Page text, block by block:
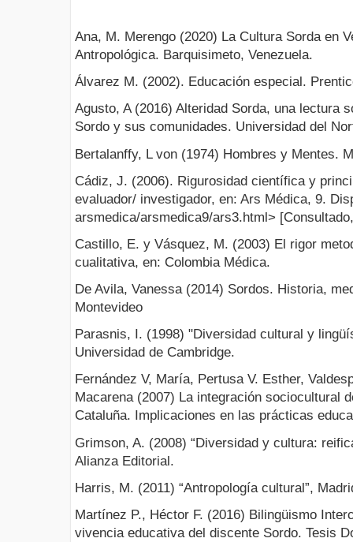
Ana, M. Merengo (2020) La Cultura Sorda en
Antropológica. Barquisimeto, Venezuela.
Álvarez M. (2002). Educación especial.
Agusto, A (2016) Alteridad Sorda, una lectura
Sordo y sus comunidades. Universidad del
Bertalanffy, L von (1974) Hombres y Mentes.
Cádiz, J. (2006). Rigurosidad científica y
evaluador/ investigador, en: Ars Médica, 9.
arsmedica/arsmedica9/ars3.html>
Castillo, E. y Vásquez, M. (2003) El rigor
cualitativa, en: Colombia Médica.
De Avila, Vanessa (2014) Sordos. Historia,
Montevideo
Parasnis, I. (1998) "Diversidad cultural y
Universidad de Cambridge.
Fernández V, María, Pertusa V. Esther,
Macarena (2007) La integración sociocultural
Cataluña. Implicaciones en las prácticas
Grimson, A. (2008) “Diversidad y cultura:
Alianza Editorial.
Harris, M. (2011) “Antropología cultural”,
Martínez P., Héctor F. (2016) Bilingüismo
vivencia educativa del discente Sordo. Tesis